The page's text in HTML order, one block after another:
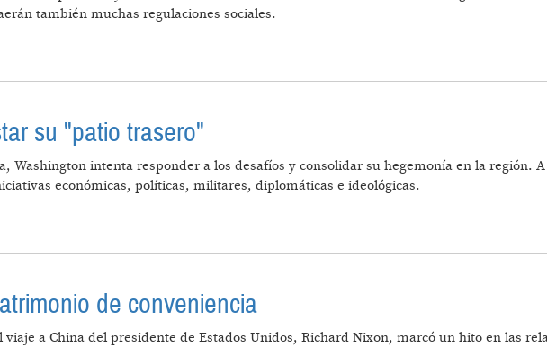
también muchas regulaciones sociales.
su "patio trasero"
Washington intenta responder a los desafíos y consolidar su hegemonía en la región.
económicas, políticas, militares, diplomáticas e ideológicas.
de conveniencia
a China del presidente de Estados Unidos, Richard Nixon, marcó un hito en las